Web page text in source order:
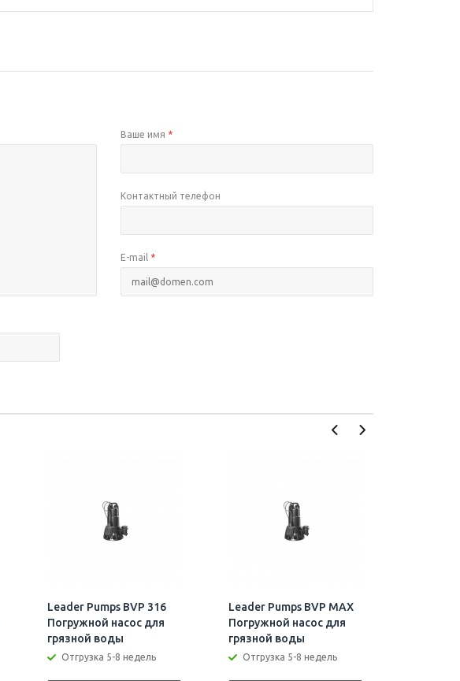
Ваше имя *
Контактный телефон
E-mail *
Leader Pumps BVP 316
Погружной насос для
грязной воды
Отгрузка 5-8 недель
Leader Pumps BVP MAX
Погружной насос для
грязной воды
Отгрузка 5-8 недель